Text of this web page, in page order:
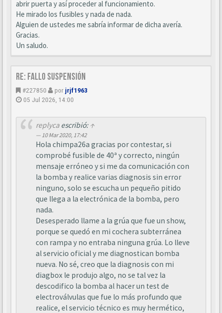
abrir puerta y así proceder al funcionamiento.
He mirado los fusibles y nada de nada.
Alguien de ustedes me sabría informar de dicha avería.
Gracias.
Un saludo.
Re: Fallo suspensión
#227850 por jrjf1963
05 Jul 2026, 14:00
replycaescribió: ↑
10 Mar 2020, 17:42
Hola chimpa26a gracias por contestar, si
comprobé fusible de 40ª y correcto, ningún
mensaje erróneo y si me da comunicación con
la bomba y realice varias diagnosis sin error
ninguno, solo se escucha un pequeño pitido
que llega a la electrónica de la bomba, pero
nada.
Desesperado llame a la grúa que fue un show,
porque se quedó en mi cochera subterránea
con rampa y no entraba ninguna grúa. Lo lleve
al servicio oficial y me diagnostican bomba
nueva. No sé, creo que la diagnosis con mi
diagbox le produjo algo, no se tal vez la
descodifico la bomba al hacer un test de
electroválvulas que fue lo más profundo que
realice, el servicio técnico es muy hermético,